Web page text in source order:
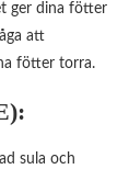
ger dina fötter
att
fötter torra.
sula och